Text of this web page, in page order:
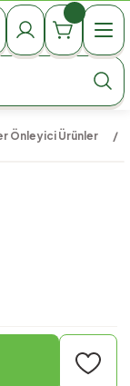
Önleyici Ürünler